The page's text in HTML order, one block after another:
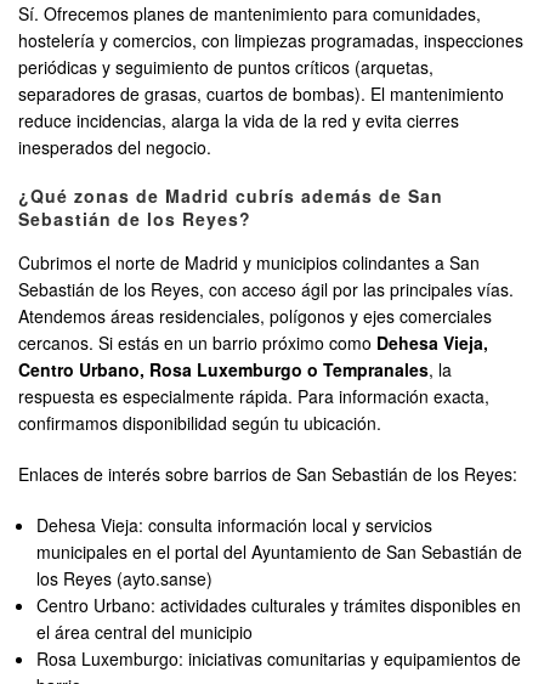
Sí. Ofrecemos planes de mantenimiento para comunidades,
hostelería y comercios, con limpiezas programadas, inspecciones
periódicas y seguimiento de puntos críticos (arquetas,
separadores de grasas, cuartos de bombas). El mantenimiento
reduce incidencias, alarga la vida de la red y evita cierres
inesperados del negocio.
¿Qué zonas de Madrid cubrís además de San
Sebastián de los Reyes?
Cubrimos el norte de Madrid y municipios colindantes a San
Sebastián de los Reyes, con acceso ágil por las principales vías.
Atendemos áreas residenciales, polígonos y ejes comerciales
cercanos. Si estás en un barrio próximo como Dehesa Vieja,
Centro Urbano, Rosa Luxemburgo o Tempranales, la
respuesta es especialmente rápida. Para información exacta,
confirmamos disponibilidad según tu ubicación.
Enlaces de interés sobre barrios de San Sebastián de los Reyes:
Dehesa Vieja: consulta información local y servicios
municipales en el portal del Ayuntamiento de San Sebastián de
los Reyes (ayto.sanse)
Centro Urbano: actividades culturales y trámites disponibles en
el área central del municipio
Rosa Luxemburgo: iniciativas comunitarias y equipamientos de